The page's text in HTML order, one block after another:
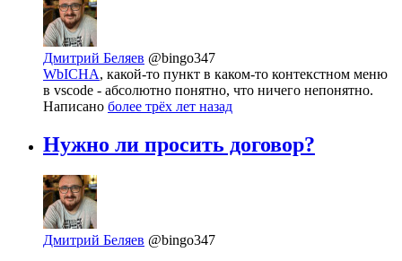
Дмитрий Беляев @bingo347
WbICHA, какой-то пункт в каком-то контекстном меню
в vscode - абсолютно понятно, что ничего непонятно.
Написано более трёх лет назад
Нужно ли просить договор?
Дмитрий Беляев @bingo347